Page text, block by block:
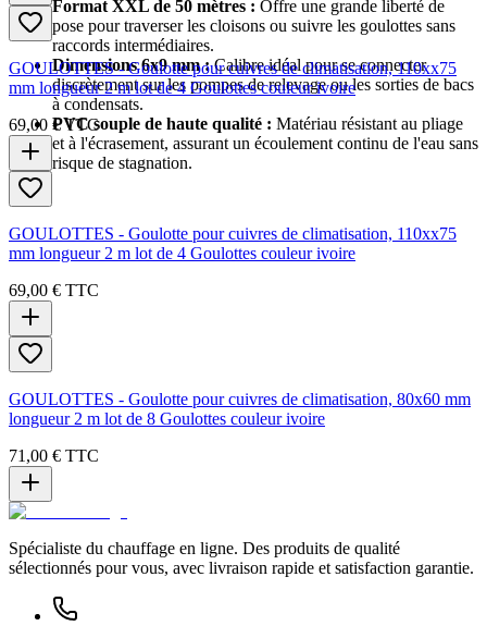
Format XXL de 50 mètres : Offre une grande liberté de
pose pour traverser les cloisons ou suivre les goulottes sans
raccords intermédiaires.
Dimensions 6x9 mm :Calibre idéal pour se connecter
discrètement sur les pompes de relevage ou les sorties de bacs
à condensats.
PVC souple de haute qualité : Matériau résistant au pliage
et à l'écrasement, assurant un écoulement continu de l'eau sans
risque de stagnation.
GOULOTTES - Goulotte pour cuivres de climatisation, 110xx75
mm longueur 2 m lot de 4 Goulottes couleur ivoire
69,00 € TTC
GOULOTTES - Goulotte pour cuivres de climatisation, 110xx75
mm longueur 2 m lot de 4 Goulottes couleur ivoire
69,00 € TTC
GOULOTTES - Goulotte pour cuivres de climatisation, 80x60 mm
longueur 2 m lot de 8 Goulottes couleur ivoire
71,00 € TTC
Spécialiste du chauffage en ligne. Des produits de qualité
sélectionnés pour vous, avec livraison rapide et satisfaction garantie.